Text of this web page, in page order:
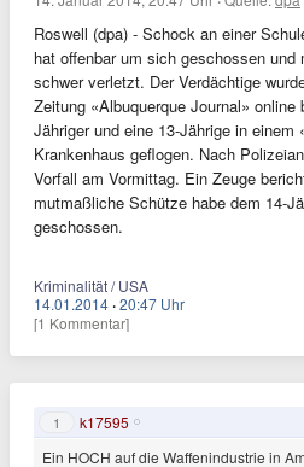
Roswell (dpa) - Schock an einer
hat offenbar um sich geschossen
schwer verletzt. Der Verdächtige
Zeitung «Albuquerque Journal»
Jähriger und eine 13-Jährige in
Krankenhaus geflogen. Nach
Vorfall am Vormittag. Ein Zeuge
mutmaßliche Schütze habe dem 14-
geschossen.
Kriminalität / USA
14.01.2014 ·20:47 Uhr
[1 Kommentar]
1 k17595
Ein HOCH auf die Waffenindustrie in